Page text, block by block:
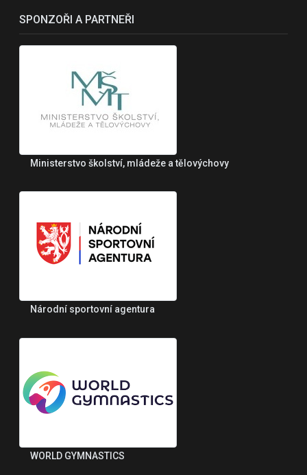
SPONZOŘI A PARTNEŘI
Ministerstvo školství, mládeže a tělovýchovy
Národní sportovní agentura
WORLD GYMNASTICS